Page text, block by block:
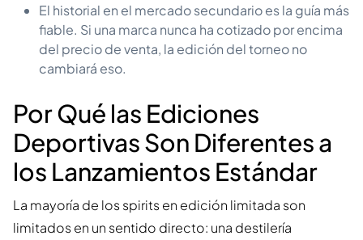
El historial en el mercado secundario es la guía más
fiable. Si una marca nunca ha cotizado por encima
del precio de venta, la edición del torneo no
cambiará eso.
Por Qué las Ediciones
Deportivas Son Diferentes a
los Lanzamientos Estándar
La mayoría de los spirits en edición limitada son
limitados en un sentido directo: una destilería